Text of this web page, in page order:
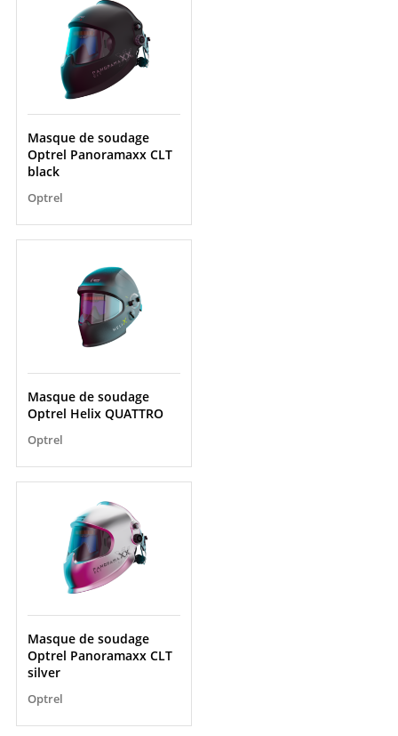
Masque de soudage
Optrel Panoramaxx CLT
black
Optrel
Masque de soudage
Optrel Helix QUATTRO
Optrel
Masque de soudage
Optrel Panoramaxx CLT
silver
Optrel